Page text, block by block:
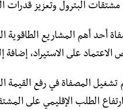
البترول وتعزيز قدرات
أحد أهم المشاريع الطاقوية
الاعتماد على الاستيراد،
تشغيل المصفاة في رفع القيمة
الطلب الإقليمي على